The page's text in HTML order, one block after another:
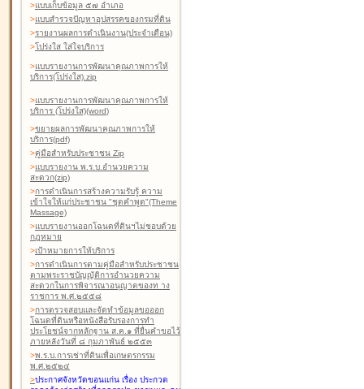
>แบบเก็บข้อมูล ๕๗ อำเภอ
>แบบสำรวจปัญหาอุปสรรคของกรมที่ดิน
>รายงานผลการดำเนินงาน(ประจำเดือน)
>โปร่งใส ใส่ใจบริการ
>แบบรายงานการพัฒนาคุณภาพการให้
บริการ(โปร่งใส).zip
>แบบรายงานการพัฒนาคุณภาพการให้
บริการ (โปร่งใส)(word)
>ขยายผลการพัฒนาคุณภาพการให้
บริการ(pdf)
>คู่มือสำหรับประชาชน Zip
>แบบรายงาน พ.ร.บ.อำนวยความ
สะดวก(zip)
>การดำเนินการสร้างความรับรู้ ความ
เข้าใจให้แก่ประชาชน "ชุดคำพูด"(Theme
Massage)
>แบบรายงานออกโฉนดที่ดินฯไม่ชอบด้วย
กฎหมาย
>เป้าหมายการให้บริการ
>การดำเนินการตามคู่มือสำหรับประชาชน
ตามพระราชบัญญัติการอำนวยความ
สะดวกในการพิจารณาอนุญาตของท าง
ราชการ พ.ศ.๒๕๕๘
>การตรวจสอบและจัดทำข้อมูลขอออก
โฉนดที่ดินหรือหนังสือรับรองการทำ
ประโยชน์จากหลักฐาน ส.ค.๑ ที่ยื่นคำขอไว้
ภายหลังวันที่ ๘ กุมภาพันธ์ ๒๕๕๓
>พ.ร.บ.การเช่าที่ดินเพื่อเกษตรกรรม
พ.ศ.๒๕๒๔
>ประกาศจังหวัดขอนแก่น เรื่อง ประกวด